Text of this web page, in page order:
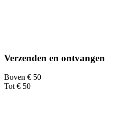
Verzenden en ontvangen
Boven € 50
Tot € 50